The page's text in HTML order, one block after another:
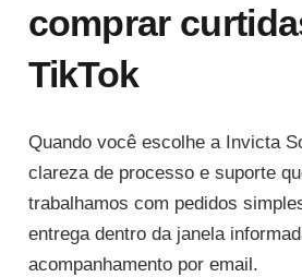
comprar
TikTok
Quando você escolhe a Invicta
clareza de processo e suporte
trabalhamos com pedidos
entrega dentro da janela
acompanhamento por email.